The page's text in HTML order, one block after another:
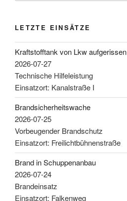
LETZTE EINSÄTZE
Kraftstofftank von Lkw aufgerissen
2026-07-27
Technische Hilfeleistung
Einsatzort: Kanalstraße I
Brandsicherheitswache
2026-07-25
Vorbeugender Brandschutz
Einsatzort: Freilichtbühnenstraße
Brand in Schuppenanbau
2026-07-24
Brandeinsatz
Einsatzort: Falkenweg